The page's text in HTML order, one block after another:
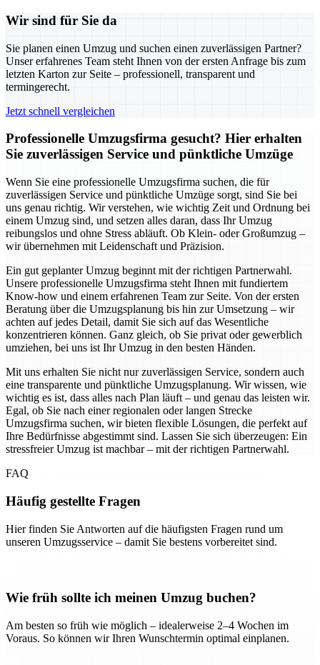
Wir sind für Sie da
Sie planen einen Umzug und suchen einen zuverlässigen Partner?
Unser erfahrenes Team steht Ihnen von der ersten Anfrage bis zum
letzten Karton zur Seite – professionell, transparent und
termingerecht.
Jetzt schnell vergleichen
Professionelle Umzugsfirma gesucht? Hier erhalten
Sie zuverlässigen Service und pünktliche Umzüge
Wenn Sie eine professionelle Umzugsfirma suchen, die für
zuverlässigen Service und pünktliche Umzüge sorgt, sind Sie bei
uns genau richtig. Wir verstehen, wie wichtig Zeit und Ordnung bei
einem Umzug sind, und setzen alles daran, dass Ihr Umzug
reibungslos und ohne Stress abläuft. Ob Klein- oder Großumzug –
wir übernehmen mit Leidenschaft und Präzision.
Ein gut geplanter Umzug beginnt mit der richtigen Partnerwahl.
Unsere professionelle Umzugsfirma steht Ihnen mit fundiertem
Know-how und einem erfahrenen Team zur Seite. Von der ersten
Beratung über die Umzugsplanung bis hin zur Umsetzung – wir
achten auf jedes Detail, damit Sie sich auf das Wesentliche
konzentrieren können. Ganz gleich, ob Sie privat oder gewerblich
umziehen, bei uns ist Ihr Umzug in den besten Händen.
Mit uns erhalten Sie nicht nur zuverlässigen Service, sondern auch
eine transparente und pünktliche Umzugsplanung. Wir wissen, wie
wichtig es ist, dass alles nach Plan läuft – und genau das leisten wir.
Egal, ob Sie nach einer regionalen oder langen Strecke
Umzugsfirma suchen, wir bieten flexible Lösungen, die perfekt auf
Ihre Bedürfnisse abgestimmt sind. Lassen Sie sich überzeugen: Ein
stressfreier Umzug ist machbar – mit der richtigen Partnerwahl.
FAQ
Häufig gestellte Fragen
Hier finden Sie Antworten auf die häufigsten Fragen rund um
unseren Umzugsservice – damit Sie bestens vorbereitet sind.
Wie früh sollte ich meinen Umzug buchen?
Am besten so früh wie möglich – idealerweise 2–4 Wochen im
Voraus. So können wir Ihren Wunschtermin optimal einplanen.